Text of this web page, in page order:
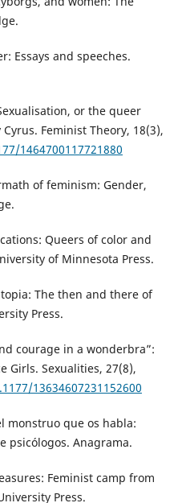
Essays and speeches.
or the queer
Feminist Theory, 18(3),
1464700117721880
of feminism: Gender,
Queers of color and
of Minnesota Press.
The then and there of
Press.
courage in a wonderbra”:
Girls. Sexualities, 27(8),
13634607231152600
monstruo que os habla:
psicólogos. Anagrama.
Feminist camp from
Press.